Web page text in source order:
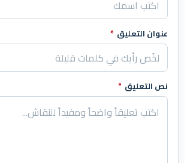
عنوان التعليق *
نص التعليق *